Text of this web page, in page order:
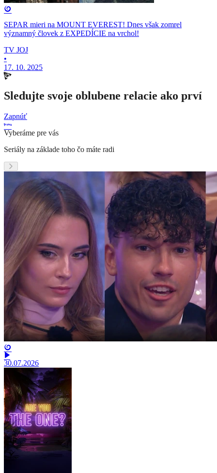
SEPAR mieri na MOUNT EVEREST! Dnes však zomrel
významný človek z EXPEDÍCIE na vrchol!
TV JOJ
•
17. 10. 2025
Sledujte svoje oblubene relacie ako prví
Zapnúť
Vyberáme pre vás
Seriály na základe toho čo máte radi
30.07.2026